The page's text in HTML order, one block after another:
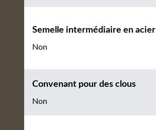
Semelle intermédiaire en acier
Non
Convenant pour des clous
Non